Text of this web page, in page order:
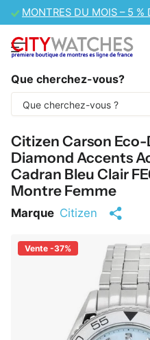
VENTE DE MONTRES CASIO – 10
Que cherchez-vous?
Une partie du
Citizen Carson
Diamond Accents
Cadran Bleu Clair
Montre Femme
Marque Citizen
Vente -37%